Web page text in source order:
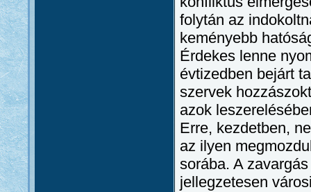
folytán az
keményebb
Érdekes lenne
évtizedben bejárt
szervek
azok
Erre, kezdetben,
az ilyen
sorába. A
jellegzetesen